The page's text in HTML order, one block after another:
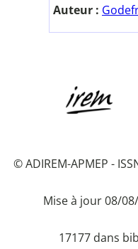
Auteur :
© ADIREM-APMEP -
Mise à jour 08/
17177 dans